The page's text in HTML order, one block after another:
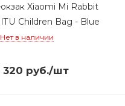
Xiaomi Mi Rabbit
Children Bag - Blue
Нет в наличии
320 руб./шт